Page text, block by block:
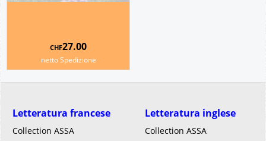
CHF27.00
netto Spedizione
Letteratura francese
Collection ASSA
Letteratura inglese
Collection ASSA